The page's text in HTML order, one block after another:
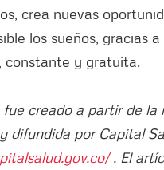
crea nuevas
los sueños, gracias a
constante y gratuita.
creado a partir de la
difundida por Capital
. El